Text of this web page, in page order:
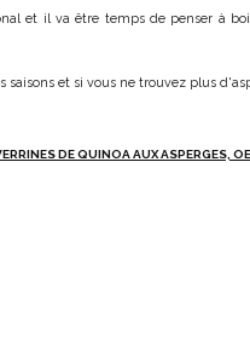
et il va être temps de penser à
et si vous ne trouvez plus
DE QUINOA AUX ASPERGES,